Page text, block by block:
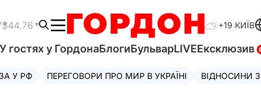
$44.76 +19 КИЇВ
У гостях у ГордонаБлогиБульварLIVEЕксклюзив
У РФ ПЕРЕГОВОРИ ПРО МИР В УКРАЇНІ ВІДНОСИНИ